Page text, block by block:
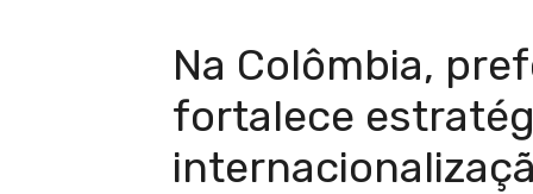
Na Colômbia,
fortalece